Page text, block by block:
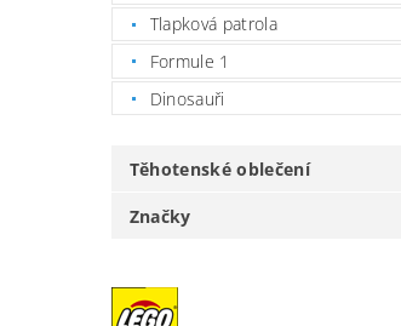
Tlapková patrola
Formule 1
Dinosauři
Těhotenské oblečení
Značky